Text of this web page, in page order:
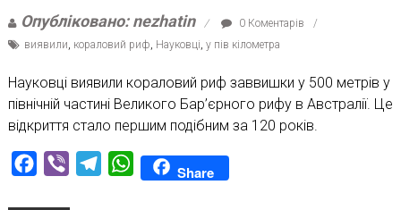
Опубліковано: nezhatin
0 Коментарів
виявили, кораловий риф, Науковці, у пів кілометра
Науковці виявили кораловий риф заввишки у 500 метрів у
північній частині Великого Бар’єрного рифу в Австралії. Це
відкриття стало першим подібним за 120 років.
Facebook
Viber TelegramWhatsAppShare